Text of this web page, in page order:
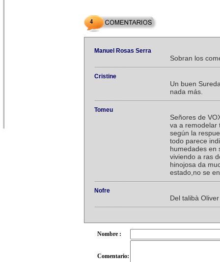
4
Manuel Rosas Serra
Sobran los
Cristine
Un buen
nada más.
Tomeu
Señores de
va a remodelar
según la
todo parece
humedades en
viviendo a ras
hinojosa da
estado,no se
Nofre
Del talibà
Nombre :
Comentario: